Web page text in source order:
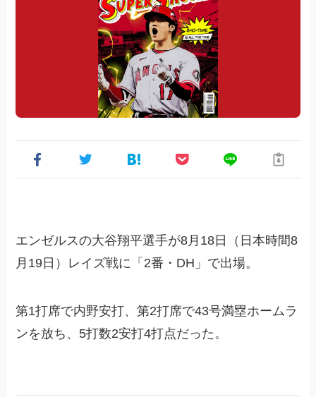
エンゼルスの大谷翔平選手が8月18日（日本時間8
月19日）レイズ戦に「2番・DH」で出場。
第1打席で内野安打、第2打席で43号満塁ホームラ
ンを放ち、5打数2安打4打点だった。